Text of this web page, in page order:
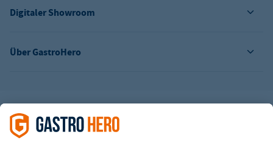
Über GastroHero
Digitaler Showroom
Alle Abbildungen ähnlich. Einige Zahlungsarten
können Zusatzkostenverursachen.